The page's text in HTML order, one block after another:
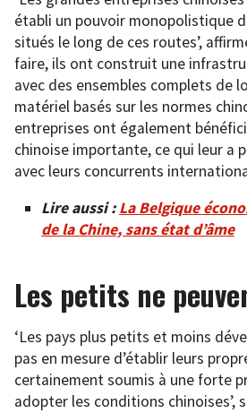
établi un pouvoir monopolistique
situés le long de ces routes’,
faire, ils ont construit une
avec des ensembles complets de
matériel basés sur les normes
entreprises ont également
chinoise importante, ce qui leur a
avec leurs concurrents
Lire aussi :La Belgique
de la Chine, sans état d’âme
Les petits ne
‘Les pays plus petits et moins
pas en mesure d’établir leurs
certainement soumis à une forte
adopter les conditions chinoises’,